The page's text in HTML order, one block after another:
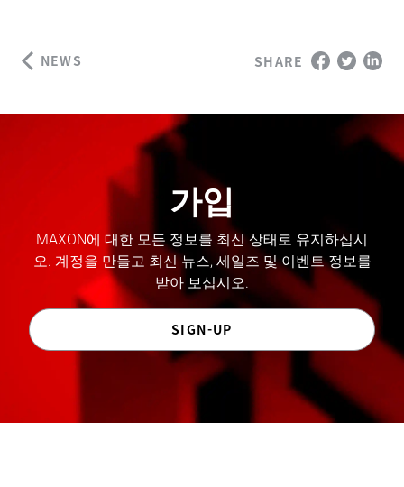
NEWS SHARE
가입
MAXON에 대한 모든 정보를 최신 상태로 유지하십시
오. 계정을 만들고 최신 뉴스, 세일즈 및 이벤트 정보를
받아 보십시오.
SIGN-UP